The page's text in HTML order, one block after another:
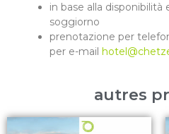
in base alla disponibilità
soggiorno
prenotazione per
per e-mail
autres